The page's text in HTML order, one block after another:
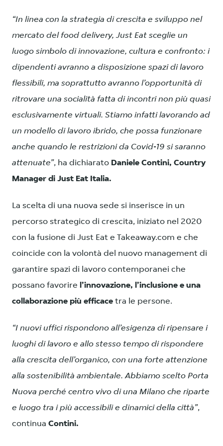
“In linea con la strategia di crescita e sviluppo nel
mercato del food delivery, Just Eat sceglie un
luogo simbolo di innovazione, cultura e confronto: i
dipendenti avranno a disposizione spazi di lavoro
flessibili, ma soprattutto avranno l’opportunità di
ritrovare una socialità fatta di incontri non più quasi
esclusivamente virtuali. Stiamo infatti lavorando ad
un modello di lavoro ibrido, che possa funzionare
anche quando le restrizioni da Covid-19 si saranno
attenuate”, ha dichiarato Daniele Contini, Country
Manager di Just Eat Italia.
La scelta di una nuova sede si inserisce in un
percorso strategico di crescita, iniziato nel 2020
con la fusione di Just Eat e Takeaway.com e che
coincide con la volontà del nuovo management di
garantire spazi di lavoro contemporanei che
possano favorire l’innovazione, l’inclusione e una
collaborazione più efficace tra le persone.
“I nuovi uffici rispondono all’esigenza di ripensare i
luoghi di lavoro e allo stesso tempo di rispondere
alla crescita dell’organico, con una forte attenzione
alla sostenibilità ambientale. Abbiamo scelto Porta
Nuova perché centro vivo di una Milano che riparte
e luogo tra i più accessibili e dinamici della città”,
continua Contini.